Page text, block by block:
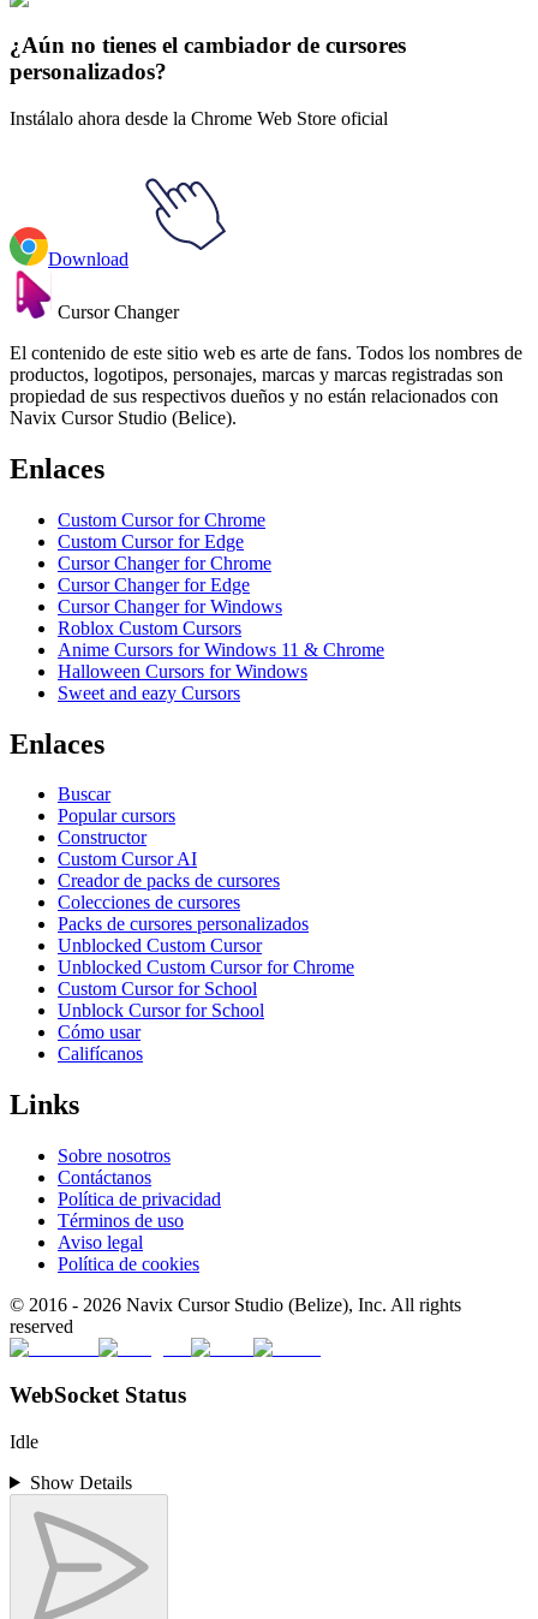
Explore All Collections
¿Aún no tienes el cambiador de cursores
personalizados?
Instálalo ahora desde la Chrome Web Store oficial
Download
Cursor Changer
El contenido de este sitio web es arte de fans. Todos los nombres de
productos, logotipos, personajes, marcas y marcas registradas son
propiedad de sus respectivos dueños y no están relacionados con
Navix Cursor Studio (Belice).
Enlaces
Custom Cursor for Chrome
Custom Cursor for Edge
Cursor Changer for Chrome
Cursor Changer for Edge
Cursor Changer for Windows
Roblox Custom Cursors
Anime Cursors for Windows 11 & Chrome
Halloween Cursors for Windows
Sweet and eazy Cursors
Enlaces
Buscar
Popular cursors
Constructor
Custom Cursor AI
Creador de packs de cursores
Colecciones de cursores
Packs de cursores personalizados
Unblocked Custom Cursor
Unblocked Custom Cursor for Chrome
Custom Cursor for School
Unblock Cursor for School
Cómo usar
Califícanos
Links
Sobre nosotros
Contáctanos
Política de privacidad
Términos de uso
Aviso legal
Política de cookies
© 2016 - 2026 Navix Cursor Studio (Belize), Inc. All rights
reserved
WebSocket Status
Idle
Show Details